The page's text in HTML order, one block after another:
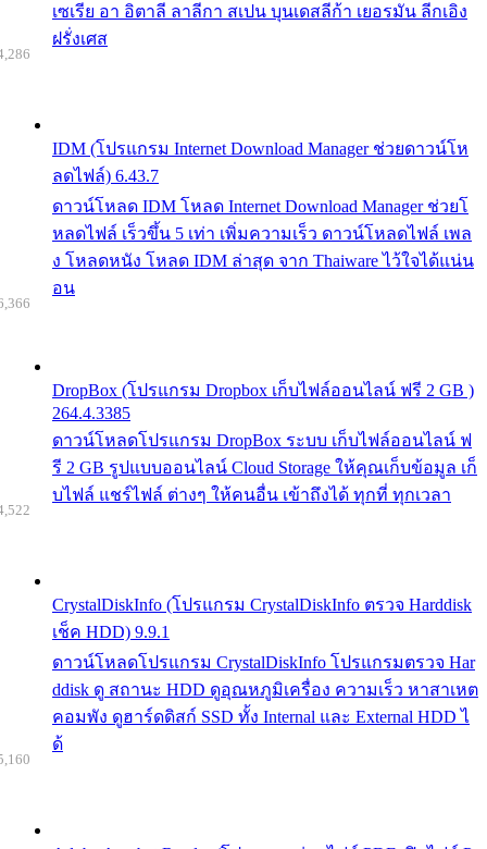
เซเรีย อา อิตาลี ลาลีกา สเปน บุนเดสลีก้า เยอรมัน ลีกเอิง
ฝรั่งเศส
IDM (โปรแกรม Internet Download Manager ช่วยดาวน์โห
ลดไฟล์) 6.43.7
ดาวน์โหลด IDM โหลด Internet Download Manager ช่วยโ
หลดไฟล์ เร็วขึ้น 5 เท่า เพิ่มความเร็ว ดาวน์โหลดไฟล์ เพล
ง โหลดหนัง โหลด IDM ล่าสุด จาก Thaiware ไว้ใจได้แน่น
อน
DropBox (โปรแกรม Dropbox เก็บไฟล์ออนไลน์ ฟรี 2 GB )
264.4.3385
ดาวน์โหลดโปรแกรม DropBox ระบบ เก็บไฟล์ออนไลน์ ฟ
รี 2 GB รูปแบบออนไลน์ Cloud Storage ให้คุณเก็บข้อมูล เก็
บไฟล์ แชร์ไฟล์ ต่างๆ ให้คนอื่น เข้าถึงได้ ทุกที่ ทุกเวลา
CrystalDiskInfo (โปรแกรม CrystalDiskInfo ตรวจ Harddisk
เช็ค HDD) 9.9.1
ดาวน์โหลดโปรแกรม CrystalDiskInfo โปรแกรมตรวจ Har
ddisk ดู สถานะ HDD ดูอุณหภูมิเครื่อง ความเร็ว หาสาเหต
คอมพัง ดูฮาร์ดดิสก์ SSD ทั้ง Internal และ External HDD ไ
ด้